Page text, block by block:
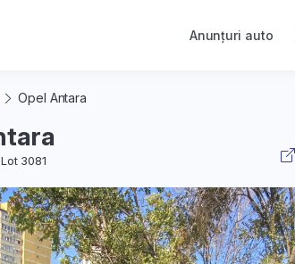
Anunțuri auto
Opel Antara
Lot 3081